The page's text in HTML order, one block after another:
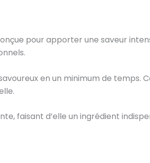
pour apporter une saveur
en un minimum de temps.
faisant d’elle un ingrédient